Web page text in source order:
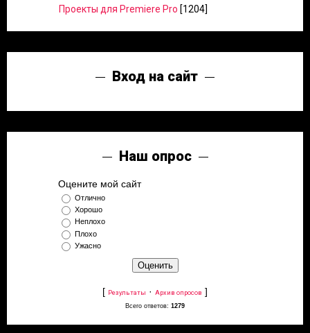
Проекты для Premiere Pro [1204]
Вход на сайт
Наш опрос
Оцените мой сайт
Отлично
Хорошо
Неплохо
Плохо
Ужасно
[ Результаты · Архив опросов ]
Всего ответов: 1279